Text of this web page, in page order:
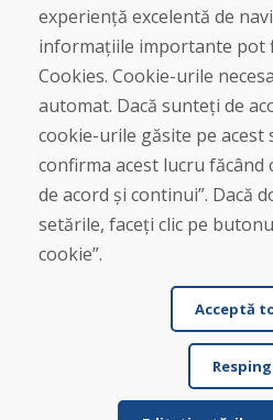
Cumpărare
Magazin online
Livrare și plată
Plângere
Retur și schimb
Protecția datelor
Cookies
© DOMIVOSPORT 2026,
experiență excelentă de
informațiile importante pot
Cookies. Cookie-urile
automat. Dacă sunteți de
cookie-urile găsite pe acest
confirma acest lucru făcând
de acord și continui”. Dacă
setările, faceți clic pe
cookie”.
Acceptă